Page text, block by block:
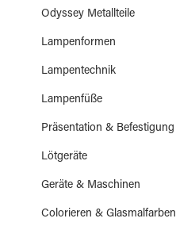
Odyssey Metallteile
Lampenformen
Lampentechnik
Lampenfüße
Präsentation & Befestigung
Lötgeräte
Geräte & Maschinen
Colorieren & Glasmalfarben